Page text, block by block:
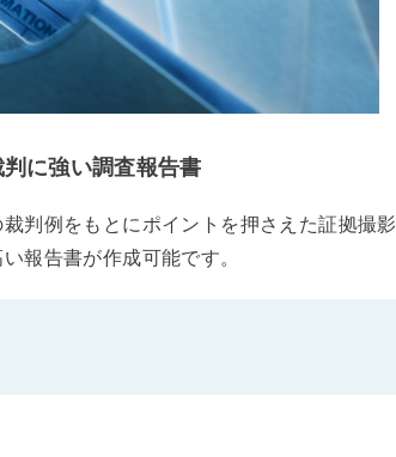
判に強い調査報告書
判例をもとにポイントを押さえた証拠撮影
報告書が作成可能です。